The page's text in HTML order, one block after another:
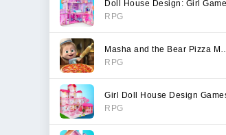
Doll House Design: Girl
RPG
RPG
Girl Doll House Design
RPG